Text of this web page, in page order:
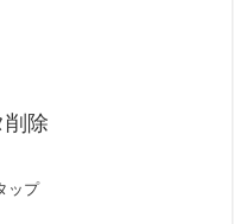
削除
ップ